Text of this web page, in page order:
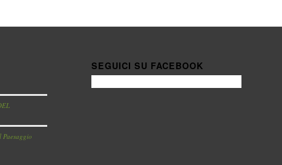
SEGUICI SU FACEBOOK